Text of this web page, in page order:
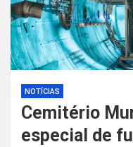
NOTÍCIAS
Cemitério
especial de